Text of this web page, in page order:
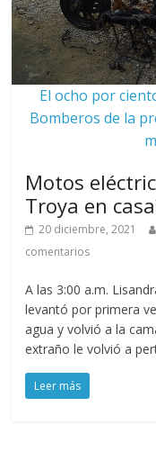
El ocho por
Bomberos de la
Motos
Troya en
20 diciembre, 2021
comentarios
A las 3:00 a.m.
levantó por primera
agua y volvió a la
extraño le volvió a
Leer más